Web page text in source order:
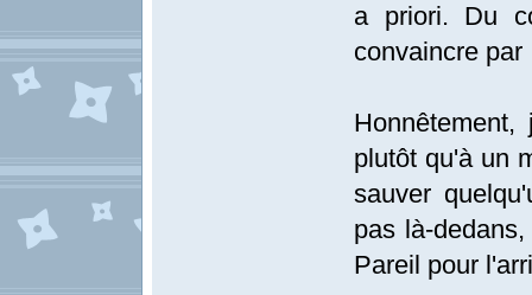
a priori. Du
convaincre par
plutôt qu'à un
sauver
pas là-
Pareil pour